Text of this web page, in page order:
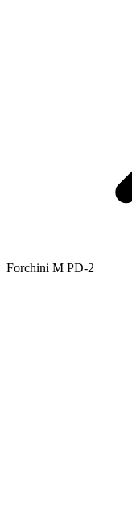
Forchini M PD-2